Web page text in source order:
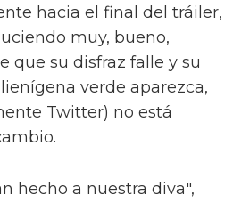
hacia el final del tráiler,
muy, bueno,
que su disfraz falle y su
verde aparezca,
Twitter) no está
hecho a nuestra diva",